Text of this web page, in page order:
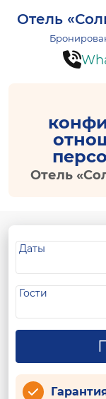
Отель
Отель
Даты
Гости